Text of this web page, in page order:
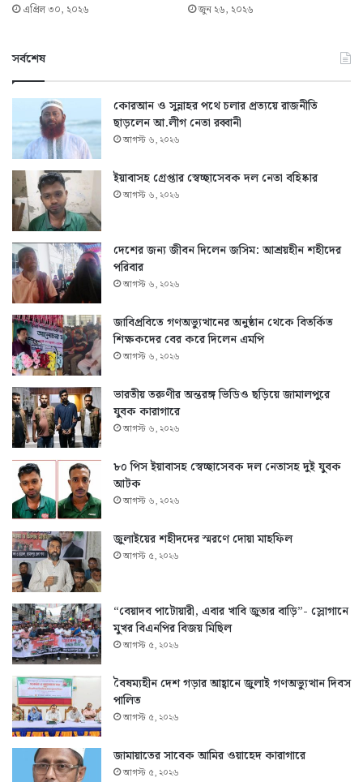
এপ্রিল ৩০, ২০২৬ জুন ২৬, ২০২৬
সর্বশেষ
কোরআন ও সুন্নাহর পথে চলার প্রত্যয়ে রাজনীতি
ছাড়লেন আ.লীগ নেতা রব্বানী
আগস্ট ৬, ২০২৬
ইয়াবাসহ গ্রেপ্তার স্বেচ্ছাসেবক দল নেতা বহিষ্কার
আগস্ট ৬, ২০২৬
দেশের জন্য জীবন দিলেন জসিম: আশ্রয়হীন শহীদের
পরিবার
আগস্ট ৬, ২০২৬
জাবিপ্রবিতে গণঅভ্যুত্থানের অনুষ্ঠান থেকে বিতর্কিত
শিক্ষকদের বের করে দিলেন এমপি
আগস্ট ৬, ২০২৬
ভারতীয় তরুণীর অন্তরঙ্গ ভিডিও ছড়িয়ে জামালপুরে
যুবক কারাগারে
আগস্ট ৬, ২০২৬
৮০ পিস ইয়াবাসহ স্বেচ্ছাসেবক দল নেতাসহ দুই যুবক
আটক
আগস্ট ৬, ২০২৬
জুলাইয়ের শহীদদের স্মরণে দোয়া মাহফিল
আগস্ট ৫, ২০২৬
“বেয়াদব পাটোয়ারী, এবার খাবি জুতার বাড়ি”- স্লোগানে
মুখর বিএনপির বিজয় মিছিল
আগস্ট ৫, ২০২৬
বৈষম্যহীন দেশ গড়ার আহ্বানে জুলাই গণঅভ্যুত্থান দিবস
পালিত
আগস্ট ৫, ২০২৬
জামায়াতের সাবেক আমির ওয়াহেদ কারাগারে
আগস্ট ৫, ২০২৬